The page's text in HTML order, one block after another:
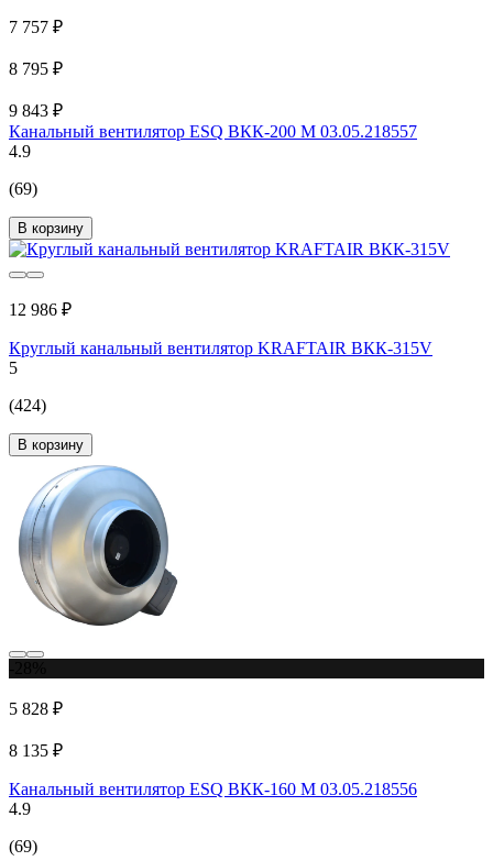
7 757 ₽
8 795 ₽
9 843 ₽
Канальный вентилятор ESQ ВКК-200 М 03.05.218557
4.9
(69)
В корзину
12 986 ₽
Круглый канальный вентилятор KRAFTAIR ВКК-315V
5
(424)
В корзину
5 828 ₽
8 135 ₽
Канальный вентилятор ESQ ВКК-160 М 03.05.218556
4.9
(69)